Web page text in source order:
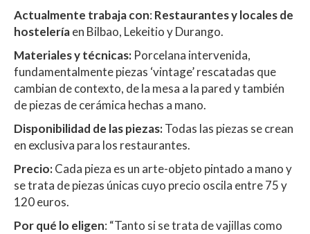
Actualmente trabaja con: Restaurantes y locales de
hosteleríaen Bilbao, Lekeitio y Durango.
Materiales y técnicas: Porcelana intervenida,
fundamentalmente piezas ‘vintage’ rescatadas que
cambian de contexto, de la mesa a la pared y también
de piezas de cerámica hechas a mano.
Disponibilidad de las piezas:Todas las piezas se crean
en exclusiva para los restaurantes.
Precio:Cada pieza es un arte-objeto pintado a mano y
se trata de piezas únicas cuyo precio oscila entre 75 y
120 euros.
Por qué lo eligen: “Tanto si se trata de vajillas como